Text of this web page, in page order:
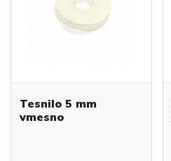
Tesnilo 5 mm
vmesno